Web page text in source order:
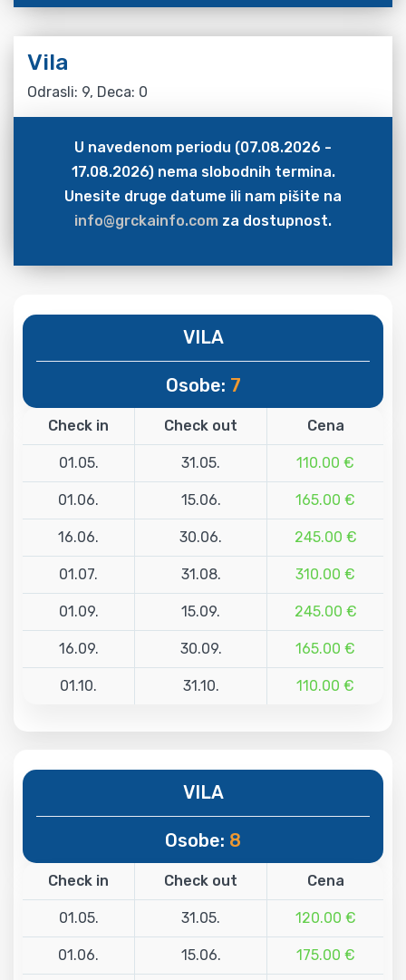
Vila
Odrasli: 9, Deca: 0
U navedenom periodu (07.08.2026 -
17.08.2026) nema slobodnih termina.
Unesite druge datume ili nam pišite na
info@grckainfo.com za dostupnost.
VILA
Osobe: 7
Check in Check out Cena
01.05. 31.05. 110.00 €
01.06. 15.06. 165.00 €
16.06. 30.06. 245.00 €
01.07. 31.08. 310.00 €
01.09. 15.09. 245.00 €
16.09. 30.09. 165.00 €
01.10. 31.10. 110.00 €
VILA
Osobe: 8
Check in Check out Cena
01.05. 31.05. 120.00 €
01.06. 15.06. 175.00 €